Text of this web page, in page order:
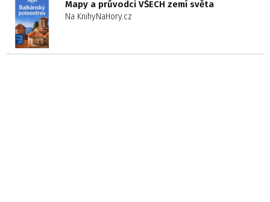
Mapy a průvodci VŠECH zemí světa
Na KnihyNaHory.cz